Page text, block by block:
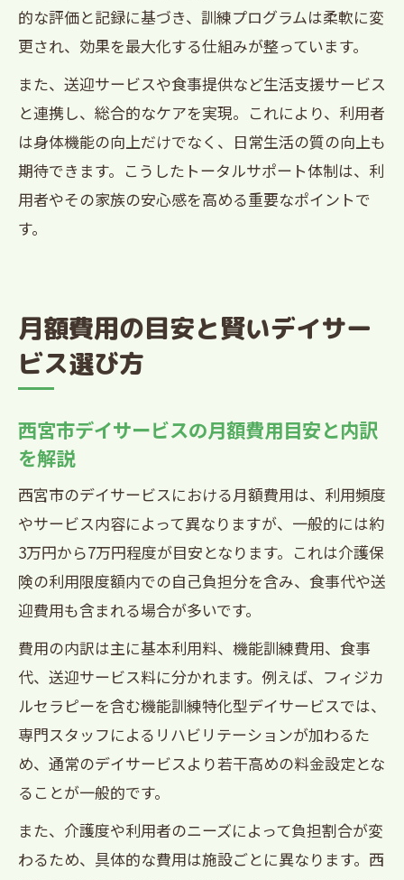
的な評価と記録に基づき、訓練プログラムは柔軟に変
更され、効果を最大化する仕組みが整っています。
また、送迎サービスや食事提供など生活支援サービス
と連携し、総合的なケアを実現。これにより、利用者
は身体機能の向上だけでなく、日常生活の質の向上も
期待できます。こうしたトータルサポート体制は、利
用者やその家族の安心感を高める重要なポイントで
す。
月額費用の目安と賢いデイサー
ビス選び方
西宮市デイサービスの月額費用目安と内訳
を解説
西宮市のデイサービスにおける月額費用は、利用頻度
やサービス内容によって異なりますが、一般的には約
3万円から7万円程度が目安となります。これは介護保
険の利用限度額内での自己負担分を含み、食事代や送
迎費用も含まれる場合が多いです。
費用の内訳は主に基本利用料、機能訓練費用、食事
代、送迎サービス料に分かれます。例えば、フィジカ
ルセラピーを含む機能訓練特化型デイサービスでは、
専門スタッフによるリハビリテーションが加わるた
め、通常のデイサービスより若干高めの料金設定とな
ることが一般的です。
また、介護度や利用者のニーズによって負担割合が変
わるため、具体的な費用は施設ごとに異なります。西